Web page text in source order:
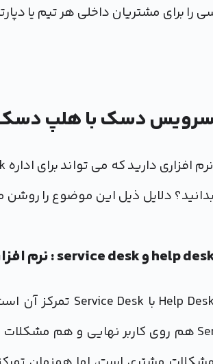
را برای مشتریان داخلی هر تیم یا
سرویس دسک با هلپ